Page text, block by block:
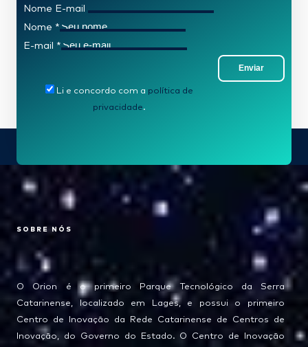
Nome E-mail
Nome *
E-mail *
Enviar
Li e concordo com a política de
privacidade.
SOBRE NÓS
O Orion é o primeiro Parque Tecnológico da Serra
Catarinense, localizado em Lages, e possui o primeiro
Centro de Inovação da Rede Catarinense de Centros de
Inovação, do Governo do Estado. O Centro de Inovação